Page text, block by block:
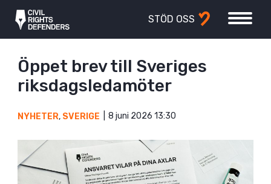
STÖD OSS
Öppet brev till Sveriges
riksdagsledamöter
NYHETER, SVERIGE 8 juni 2026 13:30